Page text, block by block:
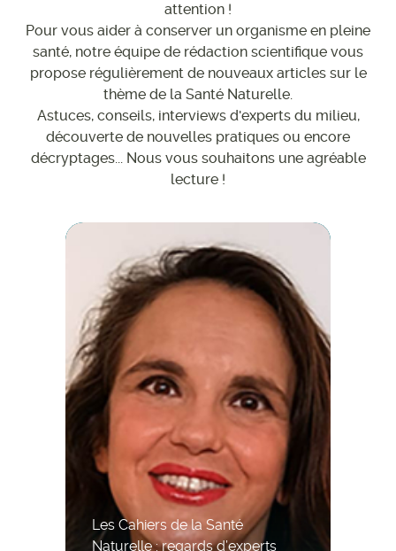
attention !
Pour vous aider à conserver un organisme en pleine
santé, notre équipe de rédaction scientifique vous
propose régulièrement de nouveaux articles sur le
thème de la Santé Naturelle.
Astuces, conseils, interviews d'experts du milieu,
découverte de nouvelles pratiques ou encore
décryptages... Nous vous souhaitons une agréable
lecture !
Les Cahiers de la Santé
Naturelle : regards d’experts